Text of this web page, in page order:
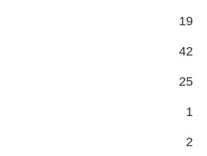
19
42
25
1
2